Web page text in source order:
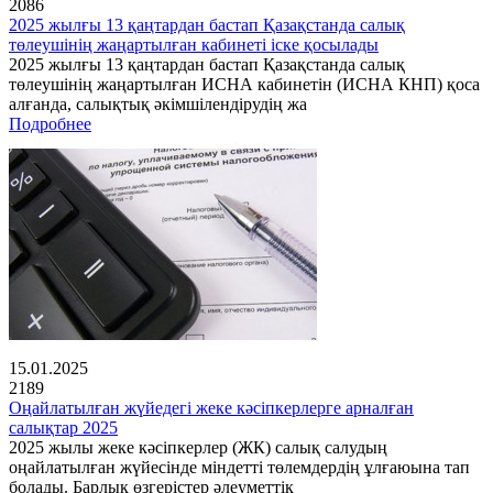
2086
2025 жылғы 13 қаңтардан бастап Қазақстанда салық
төлеушінің жаңартылған кабинеті іске қосылады
2025 жылғы 13 қаңтардан бастап Қазақстанда салық
төлеушінің жаңартылған ИСНА кабинетін (ИСНА КНП) қоса
алғанда, салықтық әкімшілендірудің жа
Подробнее
15.01.2025
2189
Оңайлатылған жүйедегі жеке кәсіпкерлерге арналған
салықтар 2025
2025 жылы жеке кәсіпкерлер (ЖК) салық салудың
оңайлатылған жүйесінде міндетті төлемдердің ұлғаюына тап
болады. Барлық өзгерістер әлеуметтік